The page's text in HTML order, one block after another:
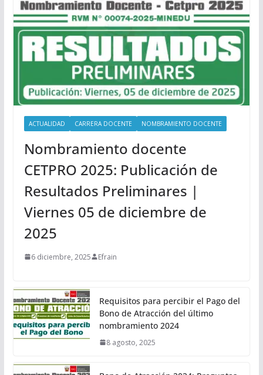
ACTUALIDAD CARRERA DOCENTE NOMBRAMIENTO DOCENTE
Nombramiento docente
CETPRO 2025: Publicación de
Resultados Preliminares |
Viernes 05 de diciembre de
2025
6 diciembre, 2025 Efrain
Requisitos para percibir el Pago del
Bono de Atracción del último
nombramiento 2024
8 agosto, 2025